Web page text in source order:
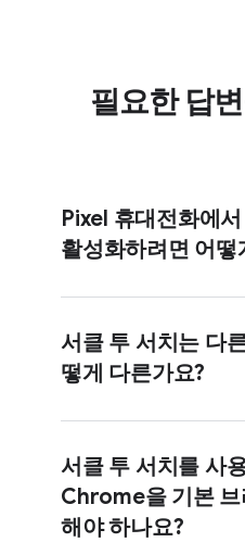
필요한 답
Pixel 휴대전화에
활성화하려면 어떻
길게 터치합
길게 터치합
서클 투 서치는 다
떻게 다른가요?
원을 그리거나, 탭
선을 그리거나, 강
서클 투 서치를 사
Chrome을 기본 브
해야 하나요?